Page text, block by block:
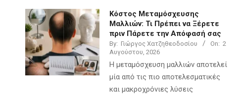
Κόστος Μεταμόσχευσης
Μαλλιών: Τι Πρέπει να Ξέρετε
πριν Πάρετε την Απόφασή σας
By: Γιώργος Χατζηθεοδοσίου On: 2
Αυγούστου, 2026
Η μεταμόσχευση μαλλιών αποτελεί
μία από τις πιο αποτελεσματικές
και μακροχρόνιες λύσεις